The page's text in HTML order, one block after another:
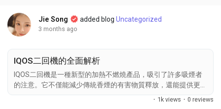
草的溫度，避免過熱。/此設計不僅提高了使用安全性，還能確
保使用者獲得最佳的吸煙體驗。 使用IQOS二回機的好處 使用二
抽機可顯著減少煙霧產生，降低對他人的影響。/這對於希望減
Jie Song added blog Uncategorized
3 months ago
IQOS二回機的全面解析
IQOS二回機是一種新型的加熱不燃燒產品，吸引了許多吸煙者
的注意。它不僅能減少傳統香煙的有害物質釋放，還能提供更清
新的吸煙體驗。 IQOS二回機的基本介紹 IQOS 二 回 機是專門設
· 1k views · 0 reviews